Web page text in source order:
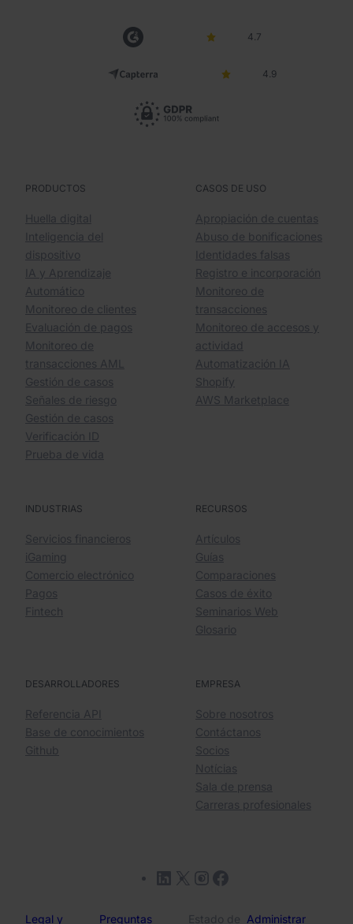
4.7
4.9
PRODUCTOS
Huella digital
Inteligencia del
dispositivo
IA y Aprendizaje
Automático
Monitoreo de clientes
Evaluación de pagos
Monitoreo de
transacciones AML
Gestión de casos
Señales de riesgo
Gestión de casos
Verificación ID
Prueba de vida
CASOS DE USO
Apropiación de cuentas
Abuso de bonificaciones
Identidades falsas
Registro e incorporación
Monitoreo de
transacciones
Monitoreo de accesos y
actividad
Automatización IA
Shopify
AWS Marketplace
INDUSTRIAS
Servicios financieros
iGaming
Comercio electrónico
Pagos
Fintech
RECURSOS
Artículos
Guías
Comparaciones
Casos de éxito
Seminarios Web
Glosario
DESARROLLADORES
Referencia API
Base de conocimientos
Github
EMPRESA
Sobre nosotros
Contáctanos
Socios
Notícias
Sala de prensa
Carreras profesionales
Legal y
Preguntas Estado de Administrar